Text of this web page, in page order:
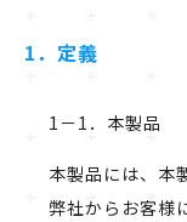
1．定義
1－1．本製品
本製品には、本
弊社からお客様